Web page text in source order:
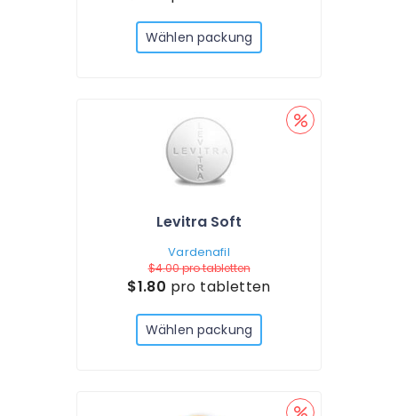
Wählen packung
Levitra Soft
Vardenafil
$4.00pro tabletten
$1.80 pro tabletten
Wählen packung